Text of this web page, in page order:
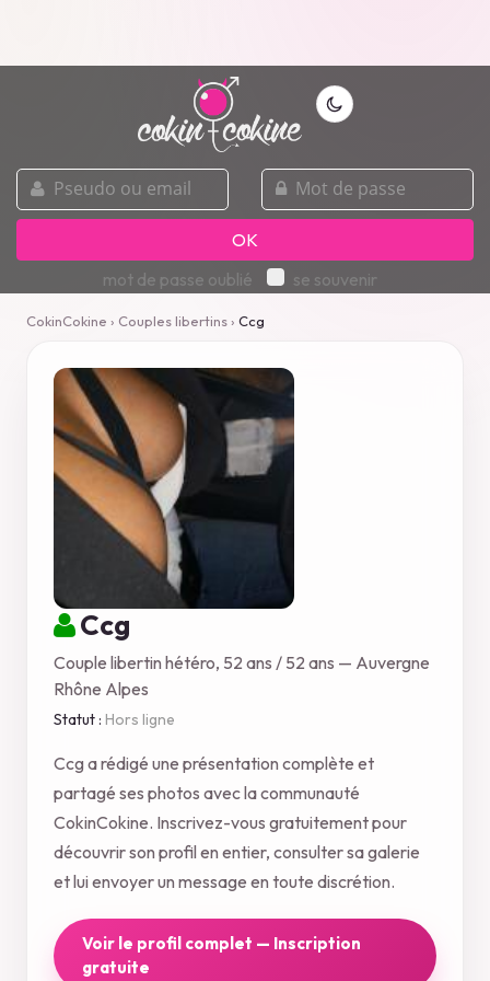
pseudo
ou
email
mot
de
passe
OK
mot de passe oublié
se souvenir
CokinCokine › Couples libertins› Ccg
Ccg
Couple libertin hétéro, 52 ans / 52 ans — Auvergne
Rhône Alpes
Statut : Hors ligne
Ccg a rédigé une présentation complète et
partagé ses photos avec la communauté
CokinCokine. Inscrivez-vous gratuitement pour
découvrir son profil en entier, consulter sa galerie
et lui envoyer un message en toute discrétion.
Voir le profil complet — Inscription
gratuite